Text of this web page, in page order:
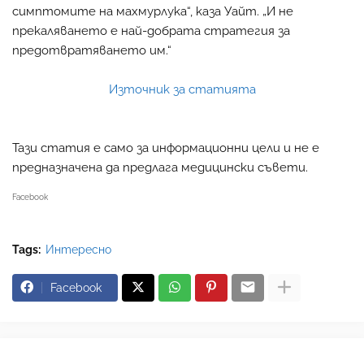
симптомите на махмурлука“, каза Уайт. „И не
прекаляването е най-добрата стратегия за
предотвратяването им.“
Източник за статията
Тази статия е само за информационни цели и не е
предназначена да предлага медицински съвети.
Facebook
Tags: Интересно
Facebook